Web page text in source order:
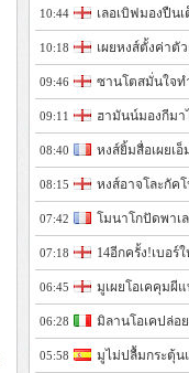
10:44 เลอเบิฟมองปืน
10:18 เผยหงส์ตั้งค่าตั
09:46 ซานโตสมั่นใจท
09:11 ฮามันน์มองกีมา
08:40 หงส์ยิ้มสื่อเผยเ
08:15 หงส์อาจโละกัค
07:42 โมนาโกปัดพาเ
07:18 14อีกครั้ง!เบอ
06:45 มูเผยโอเคคุมผี
06:28 มิลานโอเคปล่อ
05:58 มูไม่ปลื้มกระตุ้น